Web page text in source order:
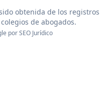
obtenida de los registros
de abogados.
porSEO Jurídico